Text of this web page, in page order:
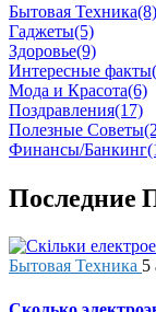
Бытовая Техника(8)
Гаджеты(5)
Здоровье(9)
Интересные факты
Мода и Красота(6)
Поздравления(17)
Полезные Советы
Финансы/Банкинг
Последние
Бытовая Техника 5